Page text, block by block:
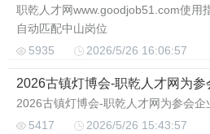
职乾人才网www.goodjob51.com使用
自动匹配中山岗位
5935
2026/5/26 16:06:57
2026古镇灯博会-职乾人才网为
2026古镇灯博会-职乾人才网为参会企
5417
2026/5/26 15:43:57